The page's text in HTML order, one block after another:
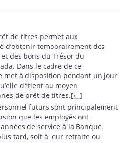
de titres permet aux
d’obtenir temporairement des
des bons du Trésor du
Dans le cadre de ce
met à disposition pendant un jour
détient au moyen
de prêt de titres.[←]
futurs sont principalement
que les employés ont
de service à la Banque,
tard, soit à leur retraite ou